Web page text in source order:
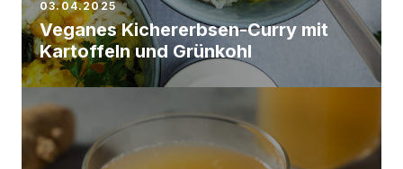
03.04.2025
Veganes Kichererbsen-Curry mit
Kartoffeln und Grünkohl